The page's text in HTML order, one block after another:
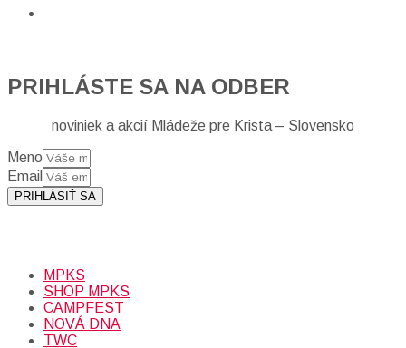
PRIHLÁSTE SA NA ODBER
noviniek a akcií Mládeže pre Krista – Slovensko
Meno
Email
PRIHLÁSIŤ SA
MPKS
SHOP MPKS
CAMPFEST
NOVÁ DNA
TWC